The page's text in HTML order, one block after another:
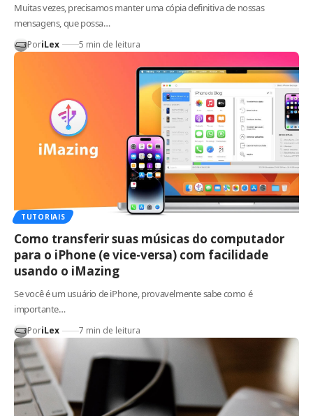
Muitas vezes, precisamos manter uma cópia definitiva de nossas
mensagens, que possa…
PoriLex 5 min de leitura
TUTORIAIS
Como transferir suas músicas do computador
para o iPhone (e vice-versa) com facilidade
usando o iMazing
Se você é um usuário de iPhone, provavelmente sabe como é
importante…
PoriLex 7 min de leitura